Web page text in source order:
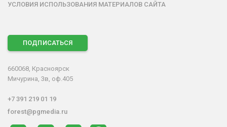
УСЛОВИЯ ИСПОЛЬЗОВАНИЯ МАТЕРИАЛОВ САЙТА
ПОДПИСАТЬСЯ
660068, Красноярск
Мичурина, 3в, оф.405
+7 391 219 01 19
forest@pgmedia.ru